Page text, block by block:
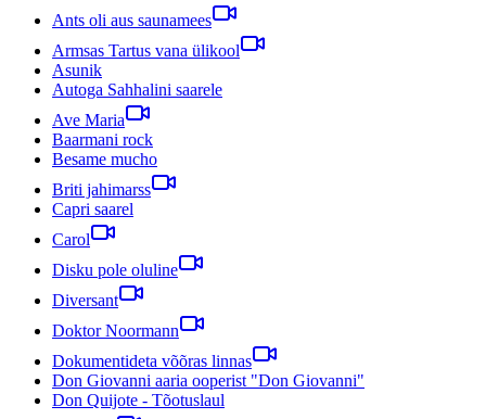
Ants oli aus saunamees
Armsas Tartus vana ülikool
Asunik
Autoga Sahhalini saarele
Ave Maria
Baarmani rock
Besame mucho
Briti jahimarss
Capri saarel
Carol
Disku pole oluline
Diversant
Doktor Noormann
Dokumentideta võõras linnas
Don Giovanni aaria ooperist "Don Giovanni"
Don Quijote - Tõotuslaul